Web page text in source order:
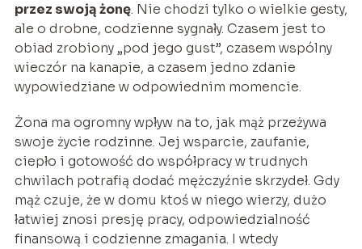
przez swoją żonę. Nie chodzi tylko o wielkie gesty,
ale o drobne, codzienne sygnały. Czasem jest to
obiad zrobiony „pod jego gust”, czasem wspólny
wieczór na kanapie, a czasem jedno zdanie
wypowiedziane w odpowiednim momencie.
Żona ma ogromny wpływ na to, jak mąż przeżywa
swoje życie rodzinne. Jej wsparcie, zaufanie,
ciepło i gotowość do współpracy w trudnych
chwilach potrafią dodać mężczyźnie skrzydeł. Gdy
mąż czuje, że w domu ktoś w niego wierzy, dużo
łatwiej znosi presję pracy, odpowiedzialność
finansową i codzienne zmagania. I wtedy